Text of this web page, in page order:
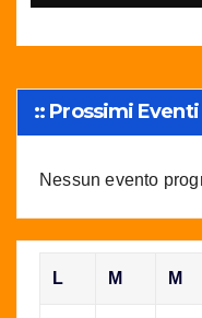
:: Prossimi Eventi
Nessun evento
L M M